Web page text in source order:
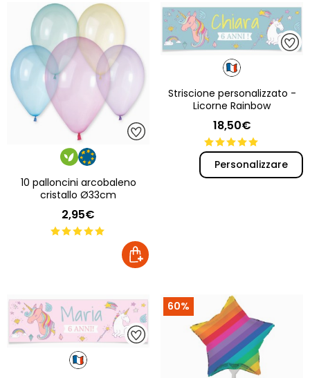
10 palloncini arcobaleno
cristallo Ø33cm
2,95€
Striscione personalizzato -
Licorne Rainbow
18,50€
Personalizzare
60%